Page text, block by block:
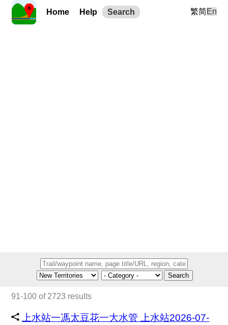
Home Help Search 繁简En
Search
91-100 of 2723 results
上水站一馮太豆花一大水管 上水站2026-07-